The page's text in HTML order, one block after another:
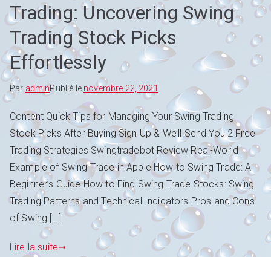
Trading: Uncovering Swing
Trading Stock Picks
Effortlessly
Par adminPublié le novembre 22, 2021
Content Quick Tips for Managing Your Swing Trading
Stock Picks After Buying Sign Up & We’ll Send You 2 Free
Trading Strategies Swingtradebot Review Real-World
Example of Swing Trade in Apple How to Swing Trade: A
Beginner’s Guide How to Find Swing Trade Stocks: Swing
Trading Patterns and Technical Indicators Pros and Cons
of Swing […]
Lire la suite